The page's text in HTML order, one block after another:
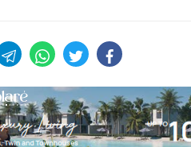
facebook
twitter
whats